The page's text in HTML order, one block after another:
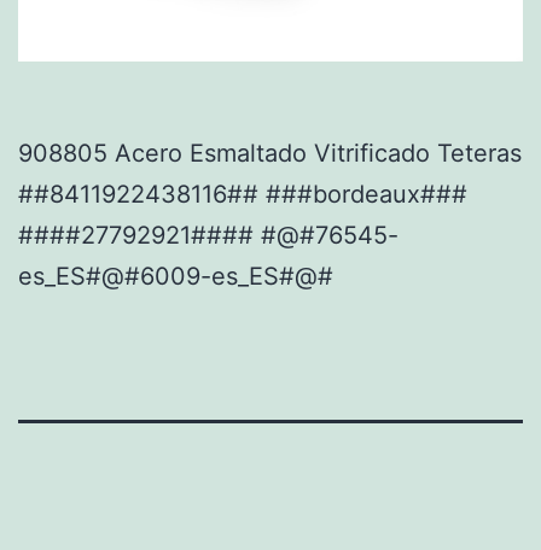
908805 Acero Esmaltado Vitrificado Teteras
##8411922438116## ###bordeaux###
####27792921#### #@#76545-
es_ES#@#6009-es_ES#@#